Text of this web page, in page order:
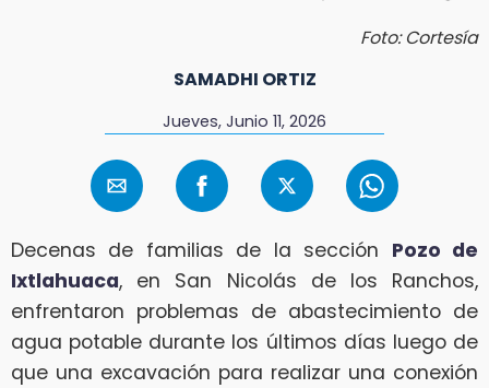
Foto: Cortesía
SAMADHI ORTIZ
Jueves, Junio 11, 2026
Decenas de familias de la sección Pozo de
Ixtlahuaca, en San Nicolás de los Ranchos,
enfrentaron problemas de abastecimiento de
agua potable durante los últimos días luego de
que una excavación para realizar una conexión